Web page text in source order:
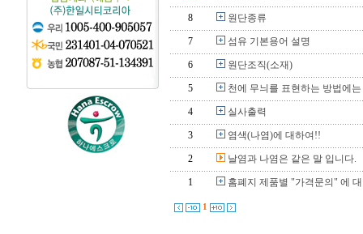
8 원단종류
7 섬유 기본용어 설명
6 원단조직(소재)
5 천에 무늬를 표현하는 방법에
4 실사출력
3 염색(나염)에 대하여!!
2 날염과 나염은 같은 말 입니다.
1 홈폐지 제품별 "가격문의" 에
1